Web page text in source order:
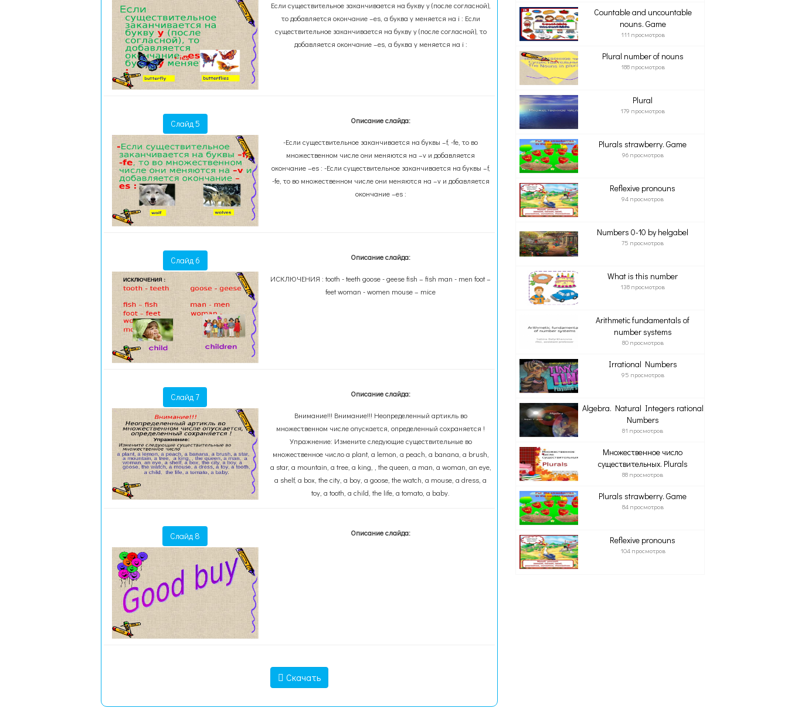
Если существительное заканчивается на букву y (после согласной),
то добавляется окончание –es, а буква y меняется на i : Если
существительное заканчивается на букву y (после согласной), то
добавляется окончание –es, а буква y меняется на i :
Слайд 5 Описание слайда:
-Если существительное заканчивается на буквы –f, -fe, то во
множественном числе они меняются на –v и добавляется
окончание –es : -Если существительное заканчивается на буквы –f,
-fe, то во множественном числе они меняются на –v и добавляется
окончание –es :
Слайд 6 Описание слайда:
ИСКЛЮЧЕНИЯ : tooth - teeth goose - geese fish – fish man - men foot –
feet woman - women mouse – mice
Слайд 7 Описание слайда:
Внимание!!! Внимание!!! Неопределенный артикль во
множественном числе опускается, определенный сохраняется !
Упражнение: Измените следующие существительные во
множественное число a plant, a lemon, a peach, a banana, a brush,
a star, a mountain, a tree, a king, , the queen, a man, a woman, an eye,
a shelf, a box, the city, a boy, a goose, the watch, a mouse, a dress, a
toy, a tooth, a child, the life, a tomato, a baby.
Слайд 8 Описание слайда:
Скачать
Countable and uncountable
nouns. Game
111 просмотров
Plural number of nouns
188 просмотров
Plural
179 просмотров
Plurals strawberry. Game
96 просмотров
Reflexive pronouns
94 просмотров
Numbers 0-10 by helgabel
75 просмотров
What is this number
138 просмотров
Arithmetic fundamentals of
number systems
80 просмотров
Irrational Numbers
95 просмотров
Algebra. Natural Integers rational
Numbers
81 просмотров
Множественное число
существительных. Plurals
88 просмотров
Plurals strawberry. Game
84 просмотров
Reflexive pronouns
104 просмотров